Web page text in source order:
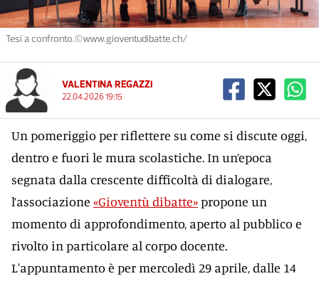
Tesi a confronto.©www.gioventudibatte.ch/
VALENTINA REGAZZI
22.04.2026 19:15
Un pomeriggio per riflettere su come si discute oggi,
dentro e fuori le mura scolastiche. In un’epoca
segnata dalla crescente difficoltà di dialogare,
l’associazione «Gioventù dibatte»propone un
momento di approfondimento, aperto al pubblico e
rivolto in particolare al corpo docente.
L'appuntamento è per mercoledì 29 aprile, dalle 14